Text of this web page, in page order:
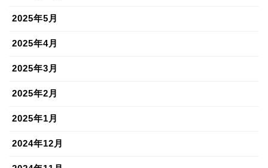
2025年5月
2025年4月
2025年3月
2025年2月
2025年1月
2024年12月